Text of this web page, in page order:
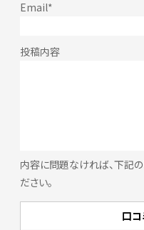
内容に問題なければ、下記の
ださい。